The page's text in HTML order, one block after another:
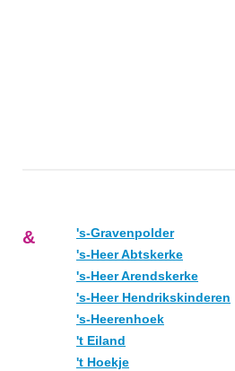
&
's-Gravenpolder
's-Heer Abtskerke
's-Heer Arendskerke
's-Heer Hendrikskinderen
's-Heerenhoek
't Eiland
't Hoekje